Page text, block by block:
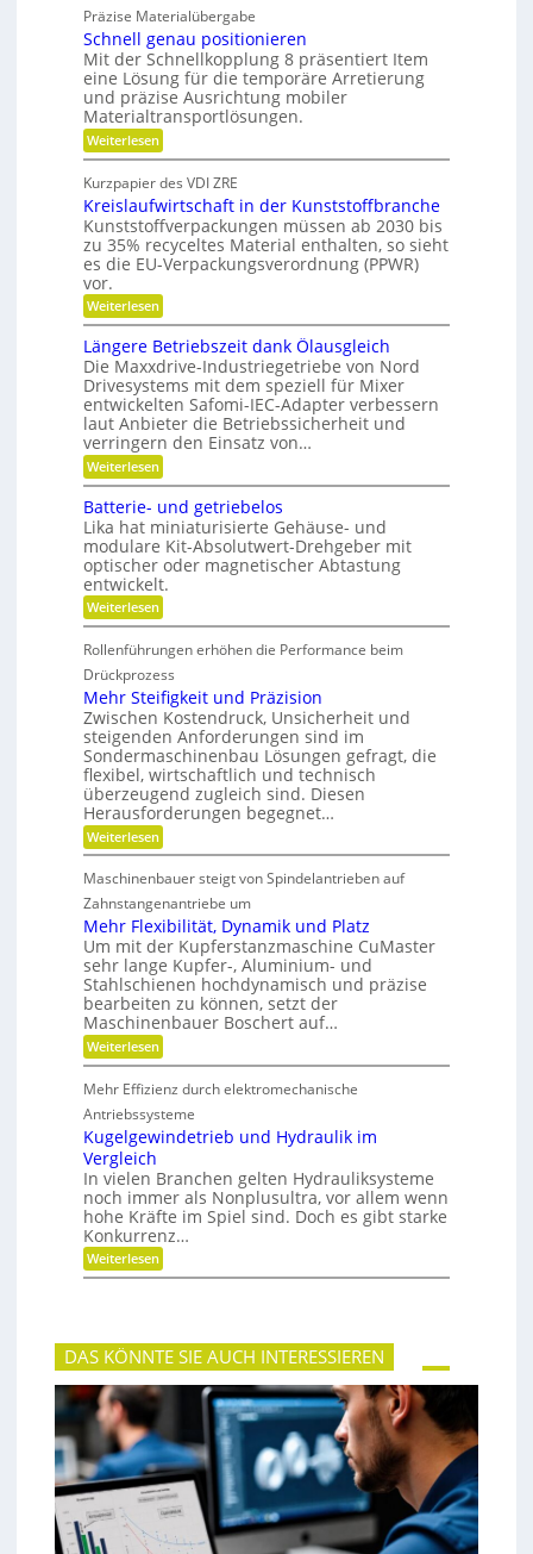
g
e
s
c
h
l
i
f
e
n
s
c
h
e
r
B
e
d
i
e
n
n
a
u
f
m
i
t
s
e
c
h
s
F
r
e
h
e
i
s
g
r
a
d
n
r
t
u
n
g
s
f
r
e
e
s
H
y
b
r
d
-
K
u
g
e
l
l
a
g
e
r
Präzise Materialübergabe
Schnell genau positionieren
Mit der Schnellkopplung 8 präsentiert Item
eine Lösung für die temporäre Arretierung
und präzise Ausrichtung mobiler
Materialtransportlösungen.
Weiterlesen:
S
h
n
e
l
l
g
n
a
u
p
o
s
i
t
i
o
n
i
e
r
e
n
Kurzpapier des VDI ZRE
Kreislaufwirtschaft in der Kunststoffbranche
Kunststoffverpackungen müssen ab 2030 bis
zu 35% recyceltes Material enthalten, so sieht
es die EU-Verpackungsverordnung (PPWR)
vor.
Weiterlesen:
K
r
e
i
s
l
a
u
f
w
i
r
t
s
c
h
a
f
t
n
d
e
r
K
u
n
s
t
s
t
o
f
f
b
r
a
n
c
h
e
Längere Betriebszeit dank Ölausgleich
Die Maxxdrive-Industriegetriebe von Nord
Drivesystems mit dem speziell für Mixer
entwickelten Safomi-IEC-Adapter verbessern
laut Anbieter die Betriebssicherheit und
verringern den Einsatz von…
Weiterlesen:
L
n
g
e
r
e
B
e
t
r
e
b
z
e
i
t
d
a
n
k
l
a
s
g
l
e
i
c
h
Batterie- und getriebelos
Lika hat miniaturisierte Gehäuse- und
modulare Kit-Absolutwert-Drehgeber mit
optischer oder magnetischer Abtastung
entwickelt.
Weiterlesen:
B
t
t
e
r
e
-
u
n
d
g
e
t
r
i
e
b
e
l
o
s
Rollenführungen erhöhen die Performance beim
Drückprozess
Mehr Steifigkeit und Präzision
Zwischen Kostendruck, Unsicherheit und
steigenden Anforderungen sind im
Sondermaschinenbau Lösungen gefragt, die
flexibel, wirtschaftlich und technisch
überzeugend zugleich sind. Diesen
Herausforderungen begegnet…
Weiterlesen:
M
h
r
S
t
e
i
f
i
g
k
e
i
t
n
d
ä
z
i
s
i
o
n
Maschinenbauer steigt von Spindelantrieben auf
Zahnstangenantriebe um
Mehr Flexibilität, Dynamik und Platz
Um mit der Kupferstanzmaschine CuMaster
sehr lange Kupfer-, Aluminium- und
Stahlschienen hochdynamisch und präzise
bearbeiten zu können, setzt der
Maschinenbauer Boschert auf…
Weiterlesen:
M
h
r
F
l
x
i
b
i
l
i
t
D
y
a
i
k
u
n
d
P
a
Mehr Effizienz durch elektromechanische
Antriebssysteme
Kugelgewindetrieb und Hydraulik im
Vergleich
In vielen Branchen gelten Hydrauliksysteme
noch immer als Nonplusultra, vor allem wenn
hohe Kräfte im Spiel sind. Doch es gibt starke
Konkurrenz…
Weiterlesen:
K
l
g
e
w
d
e
t
r
i
e
b
DAS KÖNNTE SIE AUCH INTERESSIEREN